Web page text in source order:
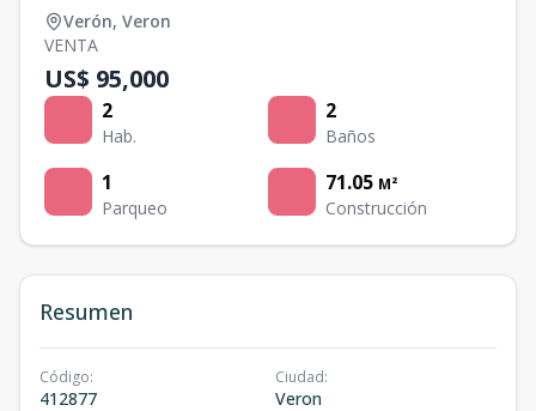
Verón, Veron
VENTA
US$ 95,000
2
Hab.
2
Baños
1
Parqueo
71.05 M²
Construcción
Resumen
Código:
412877
Ciudad:
Veron